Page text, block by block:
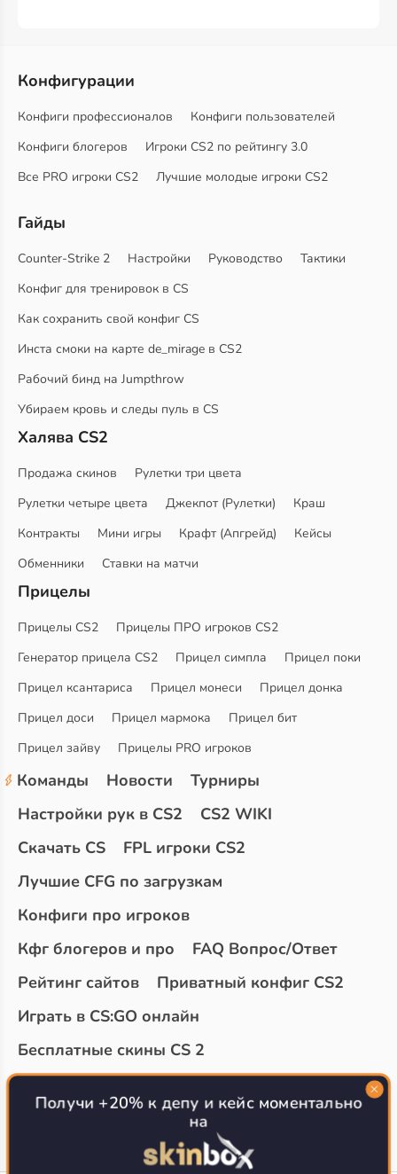
Конфигурации
Конфиги профессионалов
Конфиги пользователей
Конфиги блогеров
Игроки CS2 по рейтингу 3.0
Все PRO игроки CS2
Лучшие молодые игроки CS2
Гайды
Counter-Strike 2 Настройки Руководство
Тактики
Конфиг для тренировок в CS
Как сохранить свой конфиг CS
Инста смоки на карте de_mirage в CS2
Рабочий бинд на Jumpthrow
Убираем кровь и следы пуль в CS
Халява CS2
Продажа скинов
Рулетки три цвета
Рулетки четыре цвета
Джекпот (Рулетки)
Краш
Контракты
Мини игры Крафт (Апгрейд)
Кейсы
Обменники
Ставки на матчи
Прицелы
Прицелы CS2
Прицелы ПРО игроков CS2
Генератор прицела CS2
Прицел симпла
Прицел поки
Прицел ксантариса
Прицел монеси
Прицел донка
Прицел доси
Прицел мармока
Прицел бит
Прицел зайву
Прицелы PRO игроков
Команды Новости
Турниры
Настройки рук в CS2
CS2 WIKI
Скачать CS
FPL игроки CS2
Лучшие CFG по загрузкам
Конфиги про игроков
Кфг блогеров и про
FAQ Вопрос/Ответ
Рейтинг сайтов
Приватный конфиг CS2
Играть в CS:GO онлайн
Бесплатные скины CS 2
Топ сайтов с халявой КС 2
О проекте
Получи +20% к депу и кейс моментально
на